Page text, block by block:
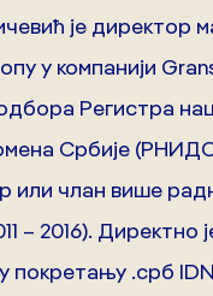
је директор
у компанији
Регистра
Србије
или члан више
– 2016). Директно
покретању .срб